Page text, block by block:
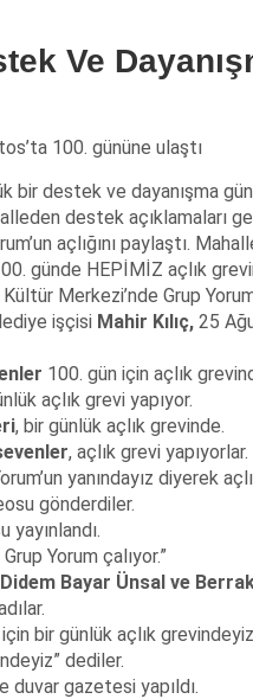
Ve
100. gününe ulaştı
bir destek ve dayanışma
destek açıklamaları
açlığını paylaştı.
günde HEPİMİZ açlık
Merkezi’nde Grup
işçisi Mahir Kılıç, 25
100. gün için açlık
açlık grevi yapıyor.
, bir günlük açlık grevinde.
, açlık grevi yapıyorlar.
yanındayız diyerek
gönderdiler.
Yorum çalıyor.”
Bayar Ünsal ve
bir günlük açlık
dediler.
duvar gazetesi yapıldı.